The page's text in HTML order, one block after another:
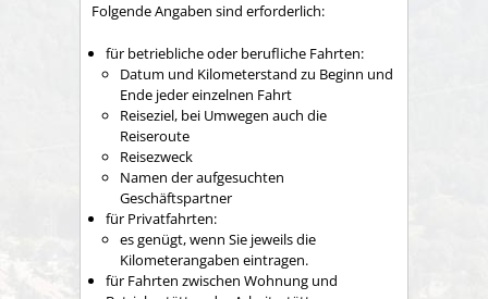
Folgende Angaben sind erforderlich:
für betriebliche oder berufliche Fahrten:
Datum und Kilometerstand zu Beginn und
Ende jeder einzelnen Fahrt
Reiseziel, bei Umwegen auch die
Reiseroute
Reisezweck
Namen der aufgesuchten
Geschäftspartner
für Privatfahrten:
es genügt, wenn Sie jeweils die
Kilometerangaben eintragen.
für Fahrten zwischen Wohnung und